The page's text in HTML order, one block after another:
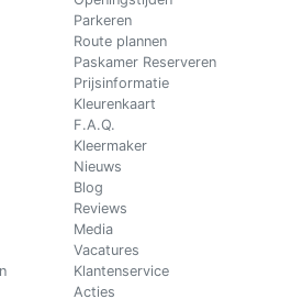
Parkeren
Route plannen
Paskamer Reserveren
Prijsinformatie
Kleurenkaart
F.A.Q.
Kleermaker
Nieuws
Blog
Reviews
Media
Vacatures
Klantenservice
Acties